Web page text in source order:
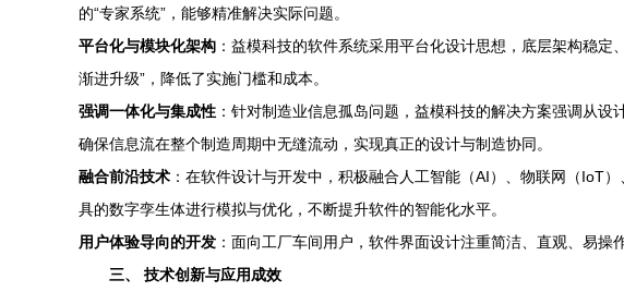
的“专家系统”，能够精准解决实际问题。
平台化与模块化架构 ：益模科技的软件系统采用平台化设计思想，底层架构稳
渐进升级”，降低了实施门槛和成本。
强调一体化与集成性 ：针对制造业信息孤岛问题，益模科技的解决方案强调从
确保信息流在整个制造周期中无缝流动，实现真正的设计与制造协同。
融合前沿技术 ：在软件设计与开发中，积极融合人工智能（AI）、物联网（IoT
具的数字孪生体进行模拟与优化，不断提升软件的智能化水平。
用户体验导向的开发 ：面向工厂车间用户，软件界面设计注重简洁、直观、易
三、 技术创新与应用成效